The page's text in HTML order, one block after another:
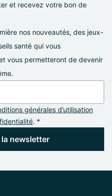
et recevez votre bon de
nos nouveautés, des jeux-
santé qui vous
vous permetteront de devenir
générales d’utilisation
. *
newsletter